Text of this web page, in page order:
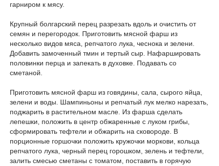
гарниром к мясу.
Крупный болгарский перец разрезать вдоль и очистить от
семян и перегородок. Приготовить мясной фарш из
несколько видов мяса, репчатого лука, чеснока и зелени.
Добавить замоченный тмин и тертый сыр. Нафаршировать
половинки перца и запекать в духовке. Подавать со
сметаной.
Приготовить мясной фарш из говядины, сала, сырого яйца,
зелени и воды. Шампиньоны и репчатый лук мелко нарезать,
поджарить в растительном масле. Из фарша сделать
лепешки, положить в центр обжаренные с луком грибы,
сформировать тефтели и обжарить на сковороде. В
порционные горшочки положить кружочки моркови, кольца
репчатого лука, черный перец горошком, зелень и тефтели,
залить смесью сметаны с томатом, поставить в горячую